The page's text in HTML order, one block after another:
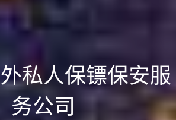
私人保镖保安服
务公司